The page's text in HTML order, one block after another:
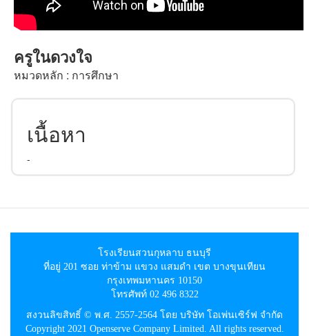
ครูในดวงใจ
หมวดหลัก : การศึกษา
เนื้อหา
-
โรงเรียนสวนกุหลาบ ธนบุรี
ที่อยู่ 201 ซอย ท่าข้าม แขวง แสมดำ เขต บางขุนเทียน
กรุงเทพมหานคร 10150
โทรศัพท์ 02 496 8322
สงวนลิขสิทธิ์ © พ.ศ. 2557-2564 โดย บริษัท โอเพ่นเซิร์ฟ จำกัด
Copyright 2021 Openserve Company Limited. All rights reserved.